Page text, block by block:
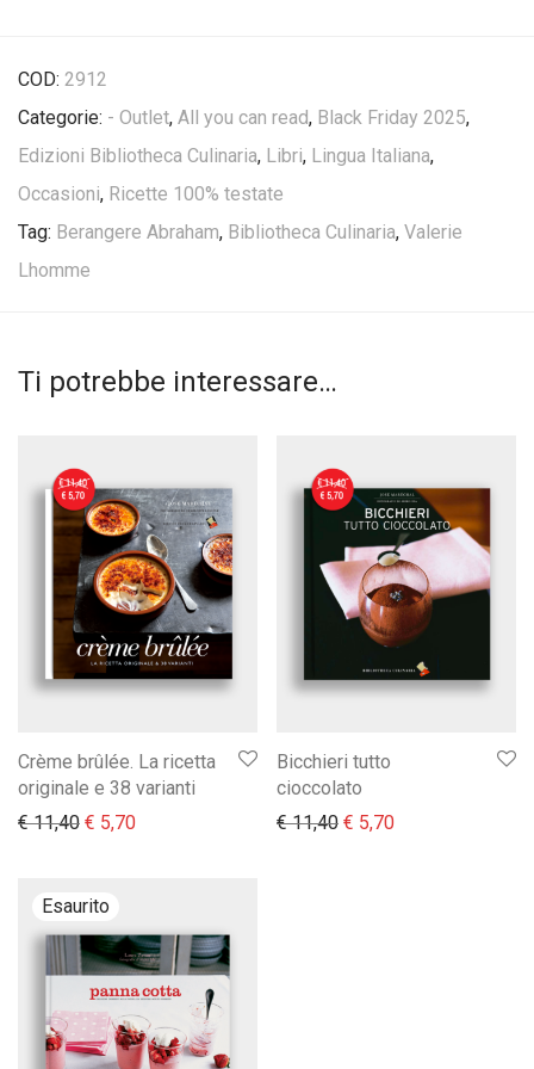
COD: 2912
Categorie: - Outlet, All you can read, Black Friday 2025,
Edizioni Bibliotheca Culinaria, Libri, Lingua Italiana,
Occasioni, Ricette 100% testate
Tag: Berangere Abraham, Bibliotheca Culinaria, Valerie
Lhomme
Ti potrebbe interessare…
Crème brûlée. La ricetta
originale e 38 varianti
€11,40 Il prezzo originale era: € 11,40.
€ 5,70Il prezzo attuale è: € 5,70.
Bicchieri tutto
cioccolato
€11,40 Il prezzo originale era:
€ 5,70Il prezzo attuale